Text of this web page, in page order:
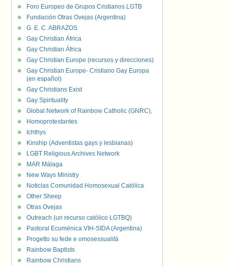
Foro Europeo de Grupos Cristianos LGTB
Fundación Otras Ovejas (Argentina)
G. E. C. ABRAZOS
Gay Christian África
Gay Christian África
Gay Christian Europe (recursos y direcciones)
Gay Christian Europe- Cristiano Gay Europa
(en español)
Gay Christians Exist
Gay Spirituality
Global Network of Rainbow Catholic (GNRC),
Homoprotestantes
Ichthys
Kinship (Adventistas gays y lesbianas)
LGBT Religious Archives Network
MAR Málaga
New Ways Ministry
Noticias Comunidad Homosexual Católica
Other Sheep
Otras Ovejas
Outreach (un recurso católico LGTBQ)
Pastoral Ecuménica VIH-SIDA (Argentina)
Progetto su fede e omosessualità
Rainbow Baptists
Rainbow Christians